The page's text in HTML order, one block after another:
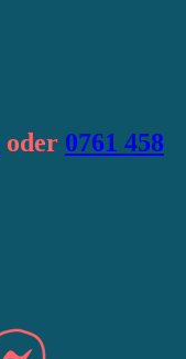
oder 0761 458